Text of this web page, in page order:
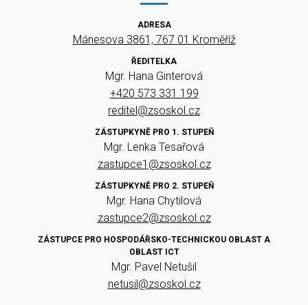
ADRESA
Mánesova 3861, 767 01 Kroměříž
ŘEDITELKA
Mgr. Hana Ginterová
+420 573 331 199
reditel@zsoskol.cz
ZÁSTUPKYNĚ PRO 1. STUPEŇ
Mgr. Lenka Tesařová
zastupce1@zsoskol.cz
ZÁSTUPKYNĚ PRO 2. STUPEŇ
Mgr. Hana Chytilová
zastupce2@zsoskol.cz
ZÁSTUPCE PRO HOSPODÁŘSKO-TECHNICKOU OBLAST A
OBLAST ICT
Mgr. Pavel Netušil
netusil@zsoskol.cz